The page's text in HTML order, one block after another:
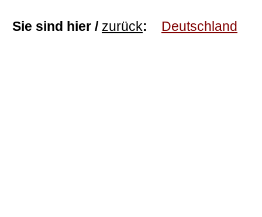
Sie sind hier / zurück: Deutschland